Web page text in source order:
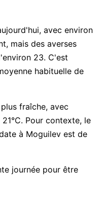
avec environ
mais des averses
23. C'est
habituelle de
fraîche, avec
Pour contexte, le
à Moguilev est de
journée pour être